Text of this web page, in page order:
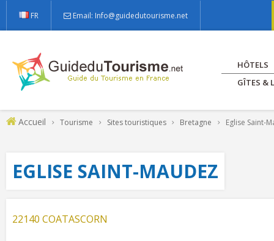
FR Email: Info@guidedutourisme.net
HÔTELS
GÎTES &
Accueil Tourisme Sites touristiques Bretagne Eglise Saint-
EGLISE SAINT-MAUDEZ
22140 COATASCORN